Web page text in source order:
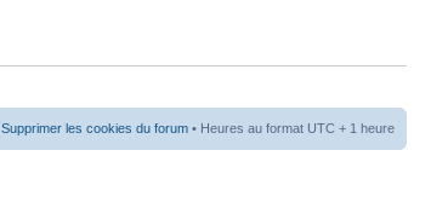
Supprimer les cookies du forum • Heures au format UTC + 1 heure